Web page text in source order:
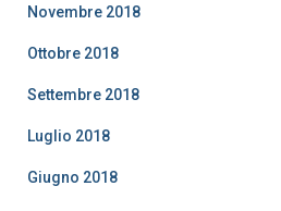
Novembre 2018
Ottobre 2018
Settembre 2018
Luglio 2018
Giugno 2018